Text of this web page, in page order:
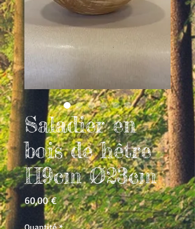
Saladier en
bois de hêtre
H9cm Ø23cm
60,00 €Prix
Quantité *